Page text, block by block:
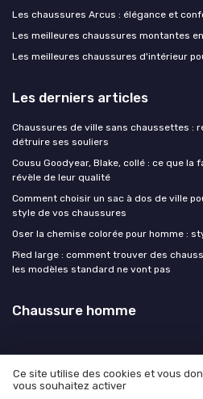
Les chaussures Arcus : élégance et
Les meilleures chaussures montantes
Les meilleures chaussures d'intérieur
Les derniers articles
Chaussures de ville sans chaussettes :
détruire ses souliers
Cousu Goodyear, Blake, collé : ce que
révèle de leur qualité
Comment choisir un sac à dos de ville
style de vos chaussures
Oser la chemise colorée pour homme :
Pied large : comment trouver des
les modèles standard ne vont pas
Chaussure homme
Mentions légales
Ce site utilise des cookies et vous
vous souhaitez activer